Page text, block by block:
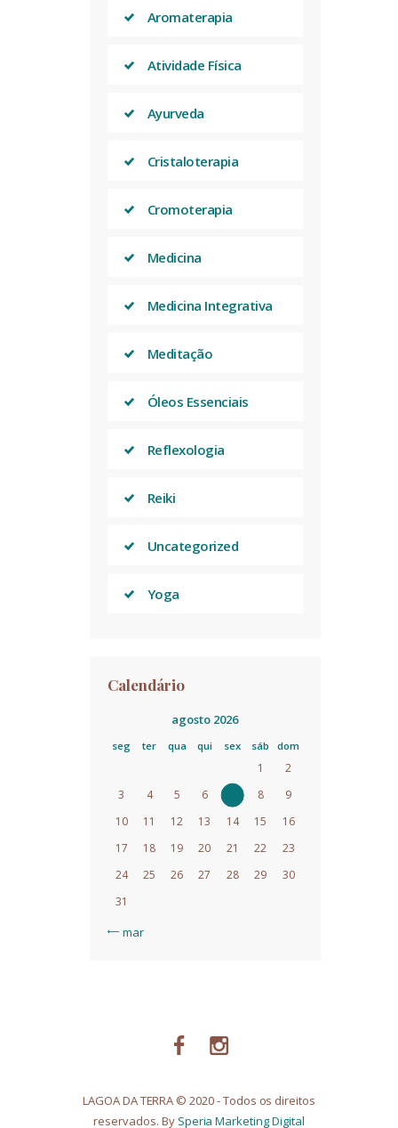
Aromaterapia
Atividade Física
Ayurveda
Cristaloterapia
Cromoterapia
Medicina
Medicina Integrativa
Meditação
Óleos Essenciais
Reflexologia
Reiki
Uncategorized
Yoga
Calendário
agosto 2026
seg ter qua qui sex sáb dom
1
2
3
4 5 6 8
9
10
11 12 13 14 15
16
17
18 19 20 21 22
23
24
25 26 27 28 29
30
31
« mar
LAGOA DA TERRA © 2020 - Todos os direitos
reservados. By Speria Marketing Digital